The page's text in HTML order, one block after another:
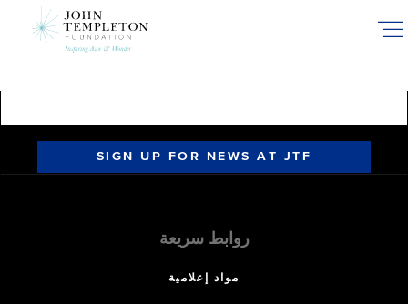
SIGN UP FOR NEWS AT JTF
روابط سريعة
مواد إعلامية